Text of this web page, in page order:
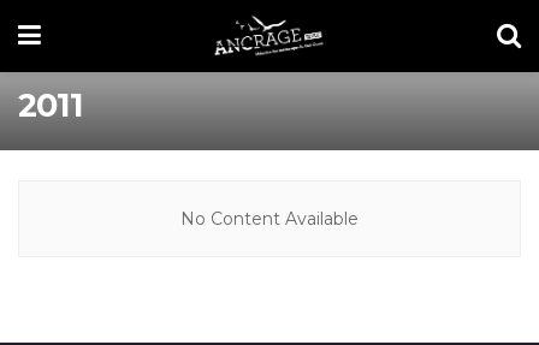
2011
No Content Available